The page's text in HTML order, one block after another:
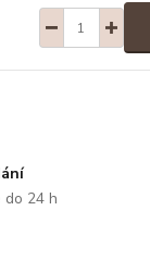
do 24 h